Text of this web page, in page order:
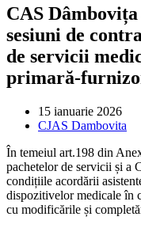
CAS
sesiuni de
de servicii
primară-
Post
published:
15 ianuarie 2026
Post
CJAS Dambovita
În temeiul art.198 din
pachetelor de servicii și a
condițiile acordării
dispozitivelor medicale în
cu modificările și